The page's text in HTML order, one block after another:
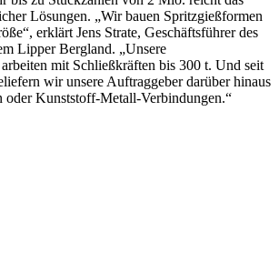
Lösungen. „Wir bauen Spritzgießformen
erklärt Jens Strate, Geschäftsführer des
Lipper Bergland. „Unsere
mit Schließkräften bis 300 t. Und seit
wir unsere Auftraggeber darüber hinaus
oder Kunststoff-Metall-Verbindungen.“